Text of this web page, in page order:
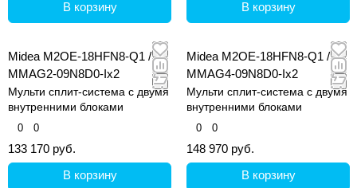
В корзину В корзину
Midea M2OE-18HFN8-Q1 /
MMAG2-09N8D0-Ix2
Мульти сплит-система с двумя
внутренними блоками
0 0
133 170 руб.
В корзину
Midea M2OE-18HFN8-Q1 /
MMAG4-09N8D0-Ix2
Мульти сплит-система с двумя
внутренними блоками
0 0
148 970 руб.
В корзину